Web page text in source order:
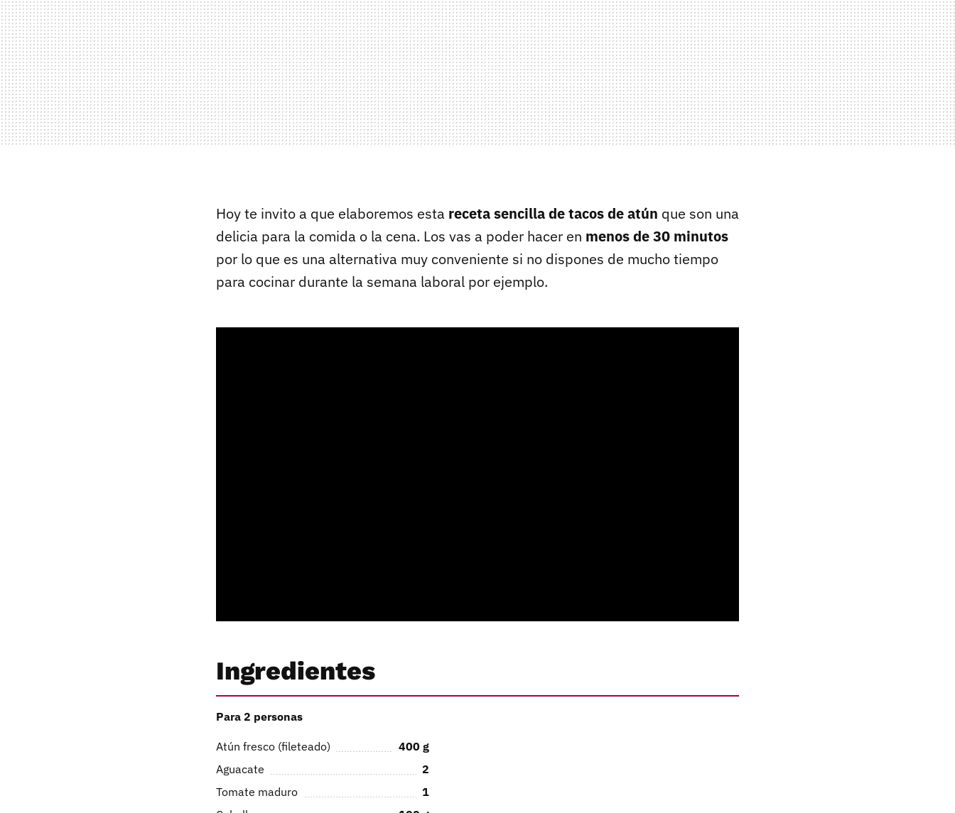
Hoy te invito a que elaboremos esta receta sencilla de tacos de atún que son una
delicia para la comida o la cena. Los vas a poder hacer en menos de 30 minutos
por lo que es una alternativa muy conveniente si no dispones de mucho tiempo
para cocinar durante la semana laboral por ejemplo.
Ingredientes
Para 2 personas
Atún fresco (fileteado) 400 g
Aguacate
2
Tomate maduro
1